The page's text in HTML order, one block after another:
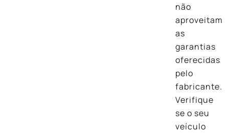
não
aproveitam
as
garantias
oferecidas
pelo
fabricante.
Verifique
se o seu
veículo